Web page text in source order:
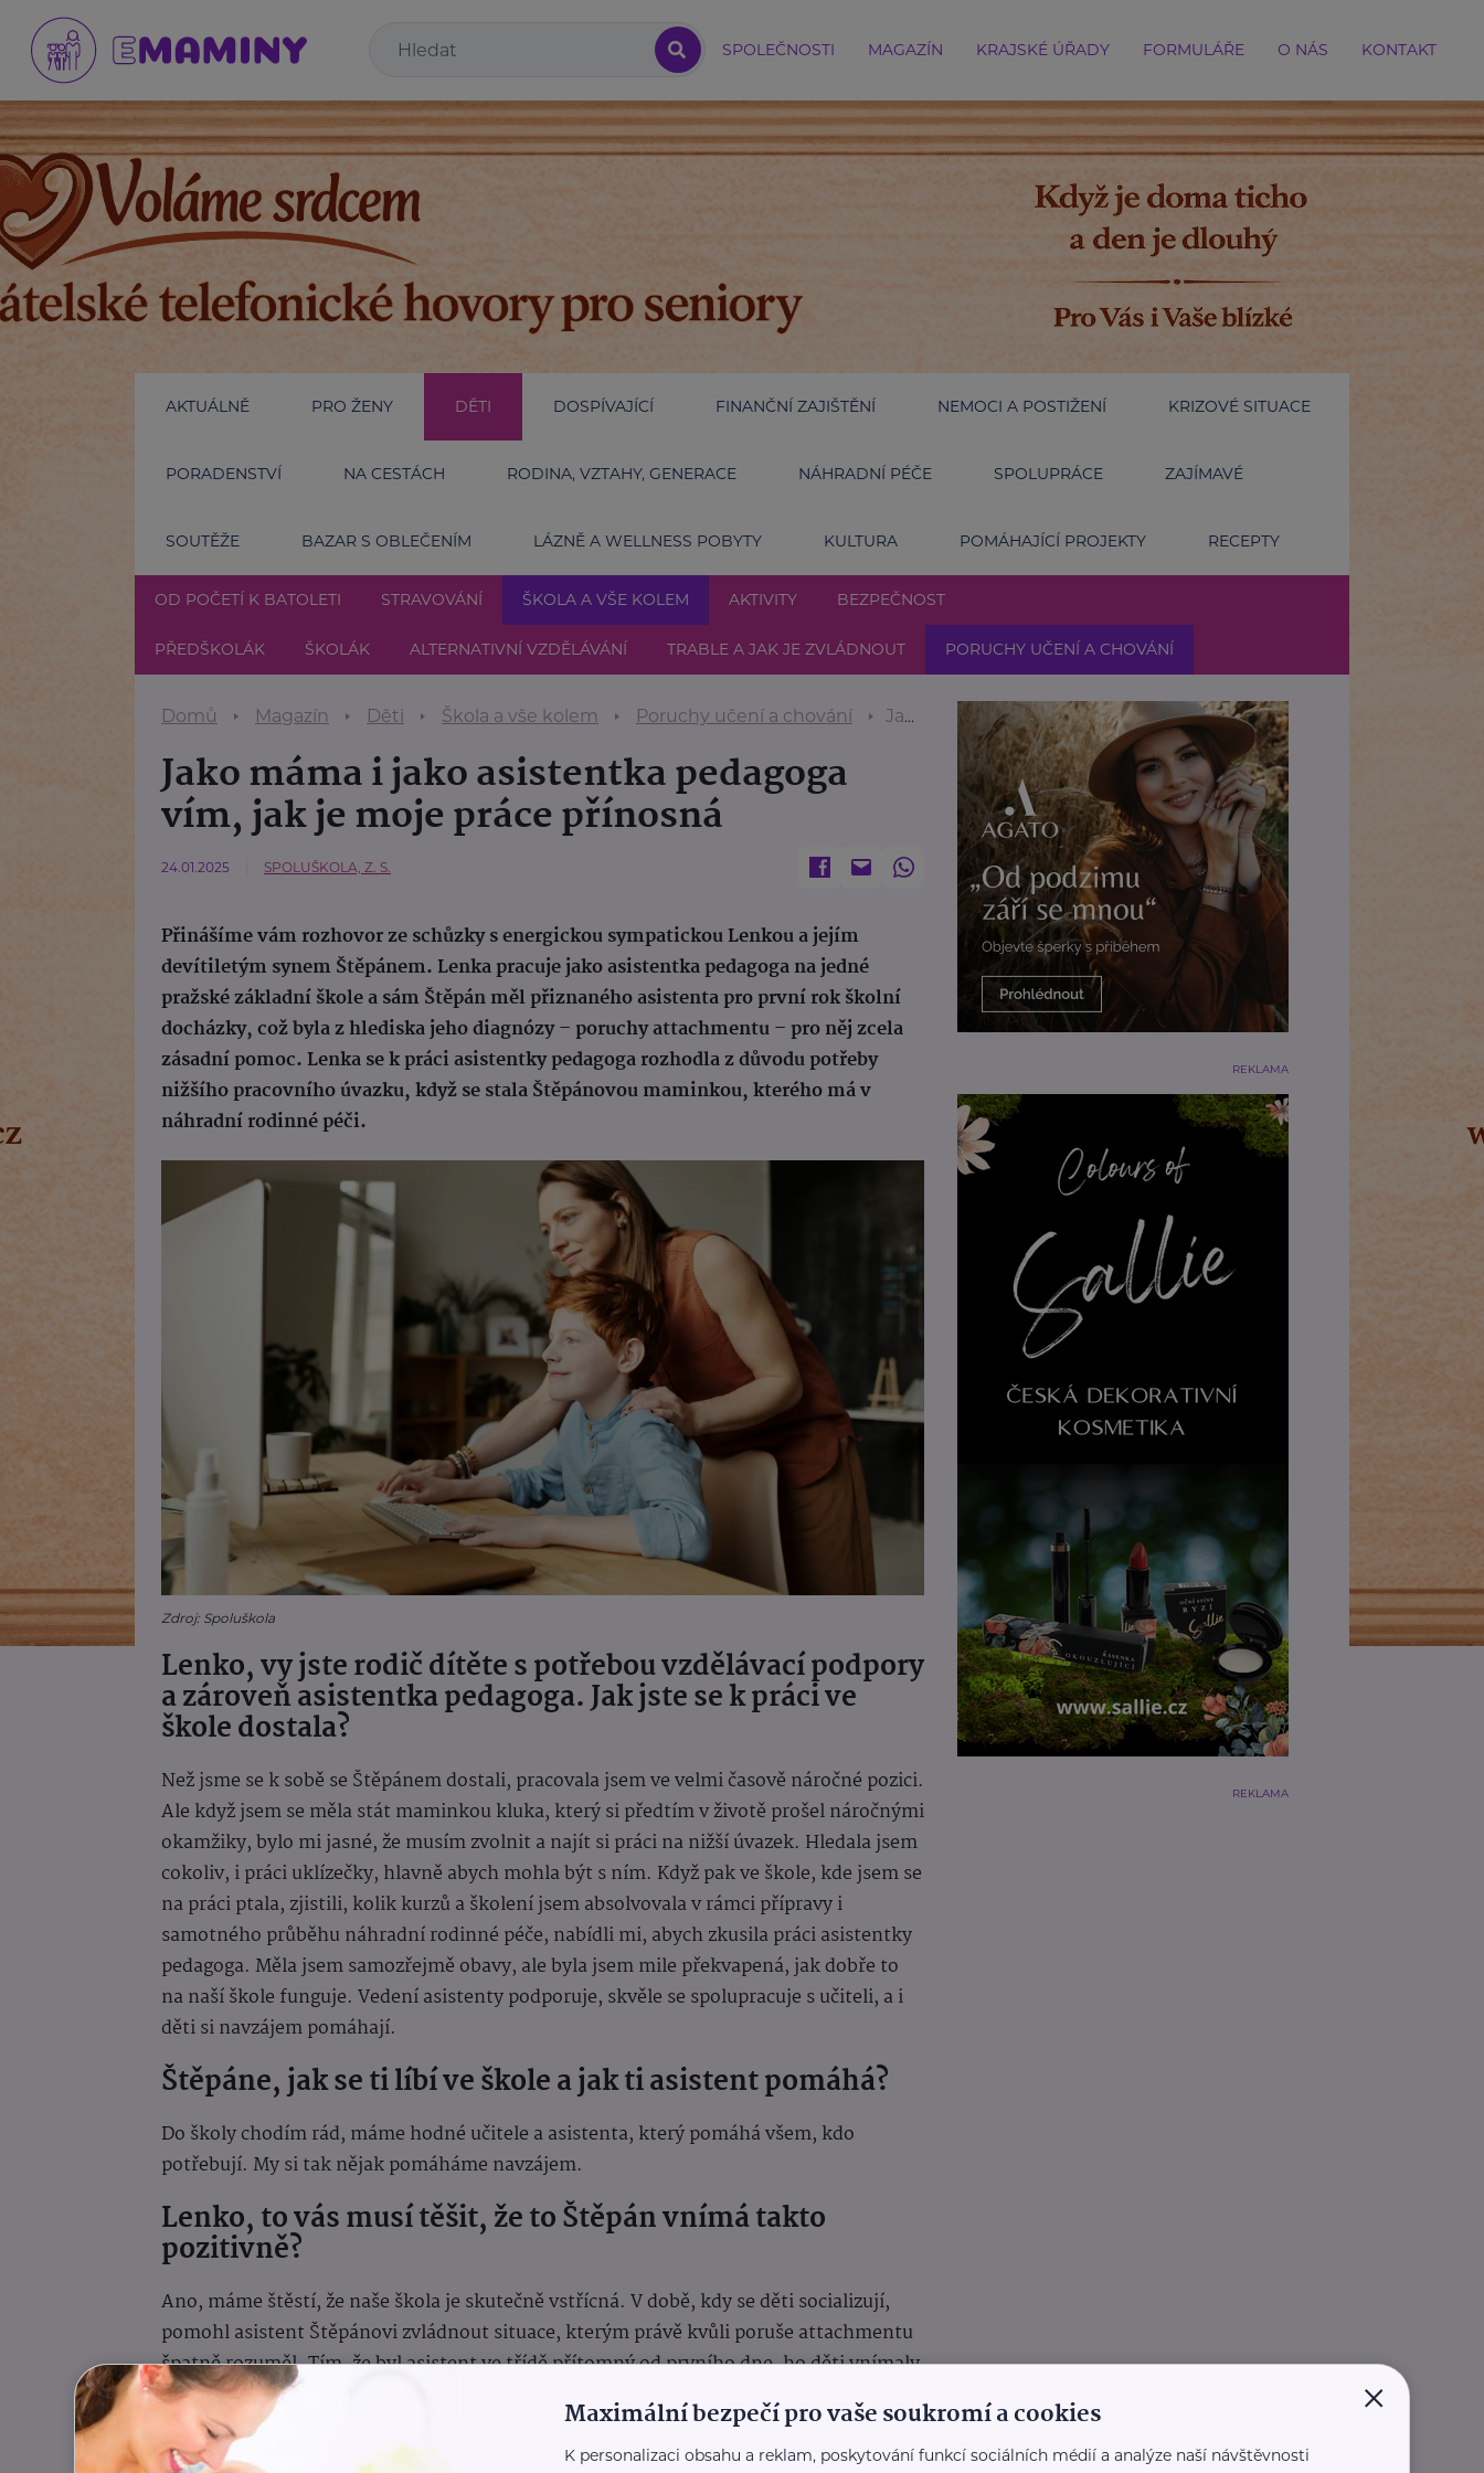
SPOLEČNOSTI MAGAZÍN KRAJSKÉ ÚŘADY FORMULÁŘE O NÁS KONTAKT
AKTUÁLNĚ PRO ŽENY DĚTI DOSPÍVAJÍCÍ FINANČNÍ ZAJIŠTĚNÍ NEMOCI A POSTIŽENÍ KRIZOVÉ SITUACE
PORADENSTVÍ NA CESTÁCH RODINA, VZTAHY, GENERACE NÁHRADNÍ PÉČE SPOLUPRÁCE ZAJÍMAVÉ
SOUTĚŽE BAZAR S OBLEČENÍM LÁZNĚ A WELLNESS POBYTY KULTURA POMÁHAJÍCÍ PROJEKTY RECEPTY
OD POČETÍ K BATOLETI STRAVOVÁNÍ ŠKOLA A VŠE KOLEM AKTIVITY BEZPEČNOST
PŘEDŠKOLÁK ŠKOLÁK ALTERNATIVNÍ VZDĚLÁVÁNÍ TRABLE A JAK JE ZVLÁDNOUT PORUCHY UČENÍ A CHOVÁNÍ
Domů Magazín Děti Škola a vše kolem Poruchy učení a chování Jako máma i jako asistentka pedagoga vím, jak je moje práce přínosná
Jako máma i jako asistentka pedagoga
vím, jak je moje práce přínosná
24.01.2025 SPOLUŠKOLA, Z. S.
Přinášíme vám rozhovor ze schůzky s energickou sympatickou Lenkou a jejím
devítiletým synem Štěpánem. Lenka pracuje jako asistentka pedagoga na jedné
pražské základní škole a sám Štěpán měl přiznaného asistenta pro první rok školní
docházky, což byla z hlediska jeho diagnózy – poruchy attachmentu – pro něj zcela
zásadní pomoc. Lenka se k práci asistentky pedagoga rozhodla z důvodu potřeby
nižšího pracovního úvazku, když se stala Štěpánovou maminkou, kterého má v
náhradní rodinné péči.
Zdroj: Spoluškola
Lenko, vy jste rodič dítěte s potřebou vzdělávací podpory
a zároveň asistentka pedagoga. Jak jste se k práci ve
škole dostala?
Než jsme se k sobě se Štěpánem dostali, pracovala jsem ve velmi časově náročné pozici.
Ale když jsem se měla stát maminkou kluka, který si předtím v životě prošel náročnými
okamžiky, bylo mi jasné, že musím zvolnit a najít si práci na nižší úvazek. Hledala jsem
cokoliv, i práci uklízečky, hlavně abych mohla být s ním. Když pak ve škole, kde jsem se
na práci ptala, zjistili, kolik kurzů a školení jsem absolvovala v rámci přípravy i
samotného průběhu náhradní rodinné péče, nabídli mi, abych zkusila práci asistentky
pedagoga. Měla jsem samozřejmě obavy, ale byla jsem mile překvapená, jak dobře to
na naší škole funguje. Vedení asistenty podporuje, skvěle se spolupracuje s učiteli, a i
děti si navzájem pomáhají.
Štěpáne, jak se ti líbí ve škole a jak ti asistent pomáhá?
Do školy chodím rád, máme hodné učitele a asistenta, který pomáhá všem, kdo
potřebují. My si tak nějak pomáháme navzájem.
Lenko, to vás musí těšit, že to Štěpán vnímá takto
pozitivně?
Ano, máme štěstí, že naše škola je skutečně vstřícná. V době, kdy se děti socializují,
pomohl asistent Štěpánovi zvládnout situace, kterým právě kvůli poruše attachmentu
špatně rozuměl. Tím, že byl asistent ve třídě přítomný od prvního dne, ho děti vnímaly
jako přirozenou součást třídy a výuky. Záleží vždy na povaze asistenta pedagoga, aby si
ho děti i rodiče oblíbili a brali ho jako podporu a přínos pro třídu, a ne jako něco
výjimečného. Štěpán ví, že ho asistent bezpečně provedl mnoha nepříjemnými
REKLAMA
REKLAMA
×
Maximální bezpečí pro vaše soukromí a cookies
K personalizaci obsahu a reklam, poskytování funkcí sociálních médií a analýze naší návštěvnosti